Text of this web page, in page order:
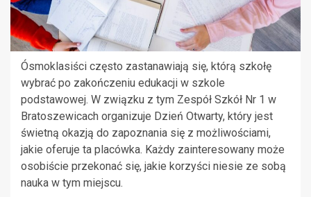
Ósmoklasiści często zastanawiają się, którą szkołę
wybrać po zakończeniu edukacji w szkole
podstawowej. W związku z tym Zespół Szkół Nr 1 w
Bratoszewicach organizuje Dzień Otwarty, który jest
świetną okazją do zapoznania się z możliwościami,
jakie oferuje ta placówka. Każdy zainteresowany może
osobiście przekonać się, jakie korzyści niesie ze sobą
nauka w tym miejscu.